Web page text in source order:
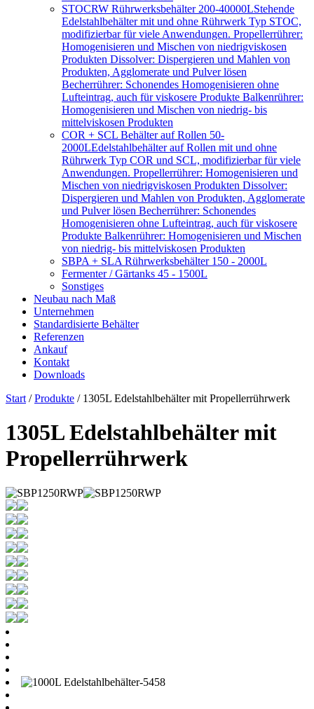
STOCRW Rührwerksbehälter 200-40000LStehende
Edelstahlbehälter mit und ohne Rührwerk Typ STOC,
modifizierbar für viele Anwendungen. Propellerrührer:
Homogenisieren und Mischen von niedrigviskosen
Produkten Dissolver: Dispergieren und Mahlen von
Produkten, Agglomerate und Pulver lösen
Becherrührer: Schonendes Homogenisieren ohne
Lufteintrag, auch für viskosere Produkte Balkenrührer:
Homogenisieren und Mischen von niedrig- bis
mittelviskosen Produkten
COR + SCL Behälter auf Rollen 50-
2000LEdelstahlbehälter auf Rollen mit und ohne
Rührwerk Typ COR und SCL, modifizierbar für viele
Anwendungen. Propellerrührer: Homogenisieren und
Mischen von niedrigviskosen Produkten Dissolver:
Dispergieren und Mahlen von Produkten, Agglomerate
und Pulver lösen Becherrührer: Schonendes
Homogenisieren ohne Lufteintrag, auch für viskosere
Produkte Balkenrührer: Homogenisieren und Mischen
von niedrig- bis mittelviskosen Produkten
SBPA + SLA Rührwerksbehälter 150 - 2000L
Fermenter / Gärtanks 45 - 1500L
Sonstiges
Neubau nach Maß
Unternehmen
Standardisierte Behälter
Referenzen
Ankauf
Kontakt
Downloads
Start /Produkte / 1305L Edelstahlbehälter mit Propellerrührwerk
1305L Edelstahlbehälter mit
Propellerrührwerk